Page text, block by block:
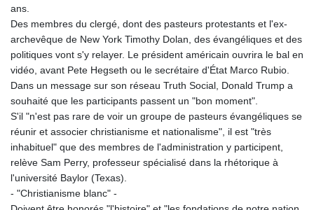
ans.
Des membres du clergé, dont des pasteurs protestants et l'ex-
archevêque de New York Timothy Dolan, des évangéliques et des
politiques vont s'y relayer. Le président américain ouvrira le bal en
vidéo, avant Pete Hegseth ou le secrétaire d'État Marco Rubio.
Dans un message sur son réseau Truth Social, Donald Trump a
souhaité que les participants passent un "bon moment".
S'il "n'est pas rare de voir un groupe de pasteurs évangéliques se
réunir et associer christianisme et nationalisme", il est "très
inhabituel" que des membres de l'administration y participent,
relève Sam Perry, professeur spécialisé dans la rhétorique à
l'université Baylor (Texas).
- "Christianisme blanc" -